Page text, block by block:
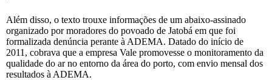
Além disso, o texto trouxe informações de um abaixo-assinado
organizado por moradores do povoado de Jatobá em que foi
formalizada denúncia perante à ADEMA. Datado do início de
2011, cobrava que a empresa Vale promovesse o monitoramento da
qualidade do ar no entorno da área do porto, com envio mensal dos
resultados à ADEMA.